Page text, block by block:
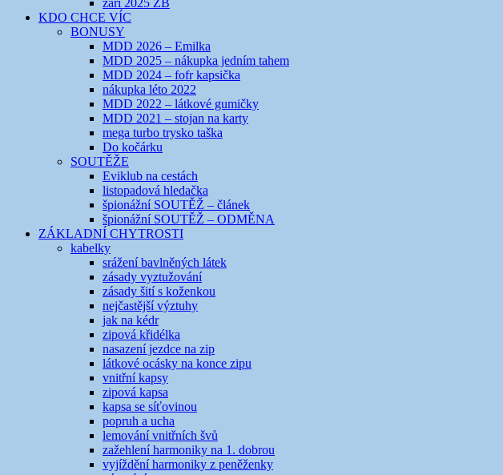
září 2025 ZB
KDO CHCE VÍC
BONUSY
MDD 2026 – Emilka
MDD 2025 – nákupka jedním tahem
MDD 2024 – fofr kapsička
nákupka léto 2022
MDD 2022 – látkové gumičky
MDD 2021 – stojan na karty
mega turbo trysko taška
Do kočárku
SOUTĚŽE
Eviklub na cestách
listopadová hledačka
špionážní SOUTĚŽ – článek
špionážní SOUTĚŽ – ODMĚNA
ZÁKLADNÍ CHYTROSTI
kabelky
srážení bavlněných látek
zásady vyztužování
zásady šití s koženkou
nejčastější výztuhy
jak na kédr
zipová křidélka
nasazení jezdce na zip
látkové ocásky na konce zipu
vnitřní kapsy
zipová kapsa
kapsa se síťovinou
popruh a ucha
lemování vnitřních švů
zažehlení harmoniky na 1. dobrou
vyjíždění harmoniky z peněženky